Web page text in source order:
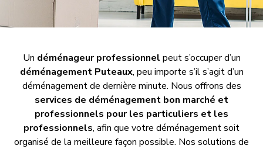
Un déménageur professionnel peut s’occuper d’un
déménagement Puteaux, peu importe s’il s’agit d’un
déménagement de dernière minute. Nous offrons des
services de déménagement bon marché et
professionnels pour les particuliers et les
professionnels, afin que votre déménagement soit
organisé de la meilleure façon possible. Nos solutions de